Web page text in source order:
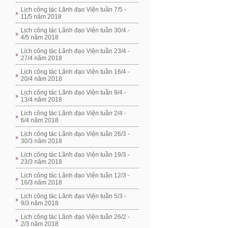
Lịch công tác Lãnh đạo Viện tuần 7/5 -
11/5 năm 2018
Lịch công tác Lãnh đạo Viện tuần 30/4 -
4/5 năm 2018
Lịch công tác Lãnh đạo Viện tuần 23/4 -
27/4 năm 2018
Lịch công tác Lãnh đạo Viện tuần 16/4 -
20/4 năm 2018
Lịch công tác Lãnh đạo Viện tuần 9/4 -
13/4 năm 2018
Lịch công tác Lãnh đạo Viện tuần 2/4 -
6/4 năm 2018
Lịch công tác Lãnh đạo Viện tuần 26/3 -
30/3 năm 2018
Lịch công tác Lãnh đạo Viện tuần 19/3 -
23/3 năm 2018
Lịch công tác Lãnh đạo Viện tuần 12/3 -
16/3 năm 2018
Lịch công tác Lãnh đạo Viện tuần 5/3 -
9/3 năm 2018
Lịch công tác Lãnh đạo Viện tuần 26/2 -
2/3 năm 2018